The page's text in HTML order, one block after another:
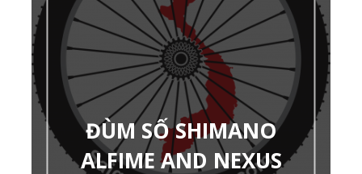
ĐÙM SỐ SHIMANO
ALFIME AND NEXUS